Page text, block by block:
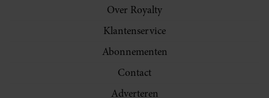
Over Royalty
Klantenservice
Abonnementen
Contact
Adverteren